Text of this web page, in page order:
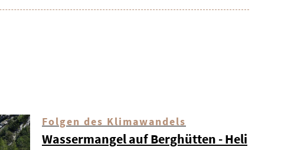
Folgen des Klimawandels
Wassermangel auf Berghütten - Heli